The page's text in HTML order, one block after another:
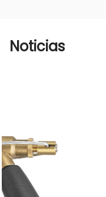
estructura de
operar, duradero
aplicación de
mantenimiento
limpieza.
Noticias